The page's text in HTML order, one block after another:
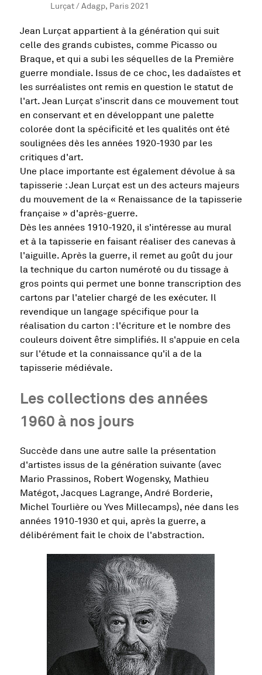
Lurçat / Adagp, Paris 2021
Jean Lurçat appartient à la génération qui suit
celle des grands cubistes, comme Picasso ou
Braque, et qui a subi les séquelles de la Première
guerre mondiale. Issus de ce choc, les dadaïstes et
les surréalistes ont remis en question le statut de
l'art. Jean Lurçat s'inscrit dans ce mouvement tout
en conservant et en développant une palette
colorée dont la spécificité et les qualités ont été
soulignées dès les années 1920-1930 par les
critiques d'art.
Une place importante est également dévolue à sa
tapisserie : Jean Lurçat est un des acteurs majeurs
du mouvement de la « Renaissance de la tapisserie
française » d'après-guerre.
Dès les années 1910-1920, il s'intéresse au mural
et à la tapisserie en faisant réaliser des canevas à
l'aiguille. Après la guerre, il remet au goût du jour
la technique du carton numéroté ou du tissage à
gros points qui permet une bonne transcription des
cartons par l'atelier chargé de les exécuter. Il
revendique un langage spécifique pour la
réalisation du carton : l'écriture et le nombre des
couleurs doivent être simplifiés. Il s'appuie en cela
sur l'étude et la connaissance qu'il a de la
tapisserie médiévale.
Les collections des années
1960 à nos jours
Succède dans une autre salle la présentation
d'artistes issus de la génération suivante (avec
Mario Prassinos, Robert Wogensky, Mathieu
Matégot, Jacques Lagrange, André Borderie,
Michel Tourlière ou Yves Millecamps), née dans les
années 1910-1930 et qui, après la guerre, a
délibérément fait le choix de l'abstraction.